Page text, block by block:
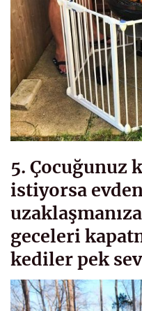
5. Çocuğunuz
istiyorsa
geceleri
kediler pek